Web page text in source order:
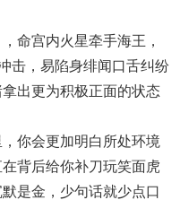
宫内火星牵手海王，
击，易陷身绯闻口舌纠纷
出更为积极正面的状态
你会更加明白所处环境
背后给你补刀玩笑面虎
是金，少句话就少点口